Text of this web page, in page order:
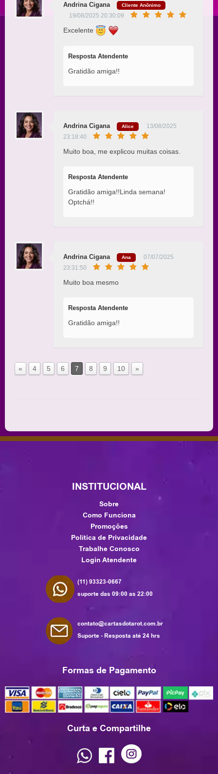
Andrina Cigana Cliente Anônimo
19/08/2025 20:30:09
Excelente
Resposta Atendente
Gratidão amiga!!
Andrina Cigana Alice
13/08/2025
23:18:40
Muito boa, me explicou muitas coisas.
Resposta Atendente
Gratidão amiga!!Linda semana!
Optchá!!
Andrina Cigana Ana
07/07/2025
23:31:50
Muito boa mesmo
Resposta Atendente
Gratidão amiga!!
« 4 5 6 7 8 9 10 »
INSTITUCIONAL
Sobre
Como Funciona
Promoções
Política de Privacidade
Trabalhe Conosco
Login Atendente
(11) 93323-0667
suporte das 09:00 as 22:00
contato@cartasdotarot.com.br
Suporte - Resposta até 24 hrs
Formas de Pagamento
Curta e Compartilhe